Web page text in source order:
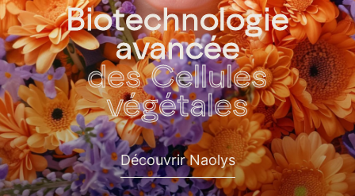
Biotechnologie
avancée
des Cellules
végétales
Découvrir Naolys